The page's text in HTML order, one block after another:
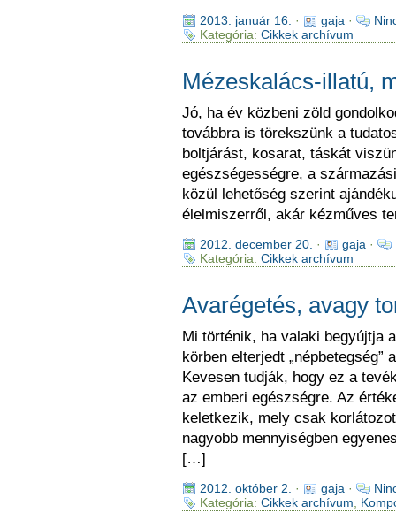
2013. január 16. · gaja ·
Kategória: Cikkek archívum
Mézeskalács-illatú,
Jó, ha év közbeni zöld
továbbra is törekszünk a
boltjárást, kosarat, táskát
egészségességre, a
közül lehetőség szerint
élelmiszerről, akár kézműves
2012. december 20. · gaja ·
Kategória: Cikkek archívum
Avarégetés, avagy
Mi történik, ha valaki begyújtja
körben elterjedt
Kevesen tudják, hogy ez a
az emberi egészségre. Az
keletkezik, mely csak
nagyobb mennyiségben
[…]
2012. október 2. · gaja ·
Kategória: Cikkek archívum